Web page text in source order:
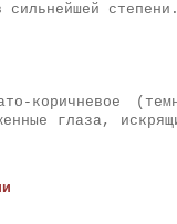
коричневое
глаза,